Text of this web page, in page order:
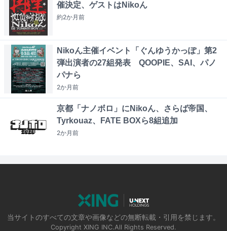
催決定、ゲストはNikoん
約2か月前
Nikoん主催イベント「ぐんゆうかっぽ」第2
弾出演者の27組発表 QOOPIE、SAI、パノ
パナら
2か月前
京都「ナノボロ」にNikoん、さらば帝国、
Tyrkouaz、FATE BOXら8組追加
2か月前
当サイトのすべての文章や画像などの無断転載・引用を禁じます。
Copyright XING INC.All Rights Reserved.